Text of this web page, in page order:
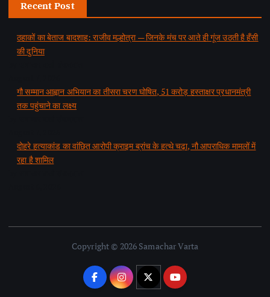
Recent Post
ठहाकों का बेताज बादशाह: राजीव मल्होत्रा — जिनके मंच पर आते ही गूंज उठती है हँसी
की दुनिया
गौ सम्मान आह्वान अभियान का तीसरा चरण घोषित, 51 करोड़ हस्ताक्षर प्रधानमंत्री
तक पहुंचाने का लक्ष्य
दोहरे हत्याकांड का वांछित आरोपी क्राइम ब्रांच के हत्थे चढ़ा, नौ आपराधिक मामलों में
रहा है शामिल
Copyright © 2026 Samachar Varta